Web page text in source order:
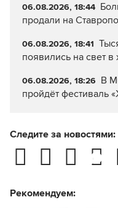
06.08.2026, 18:44
продали на
06.08.2026, 18:41
появились на свет в
06.08.2026, 18:26 В
пройдёт фестиваль
Следите за новостями:
Рекомендуем: